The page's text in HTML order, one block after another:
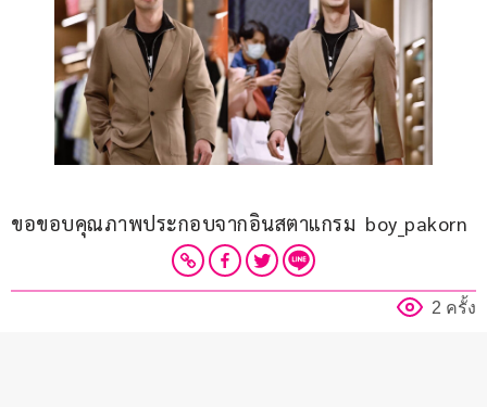
ขอขอบคุณภาพประกอบจากอินสตาแกรม  boy_pakorn
2 ครั้ง